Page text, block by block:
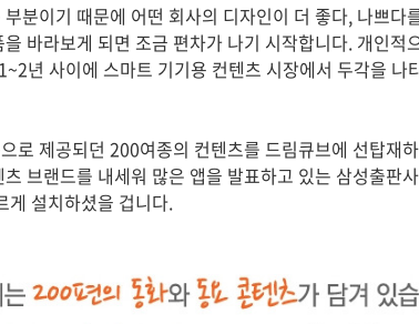
분이기 때문에 어떤 회사의 디자인이 더 좋다, 나쁘다
바라보게 되면 조금 편차가 나기 시작합니다. 개인적
년 사이에 스마트 기기용 컨텐츠 시장에서 두각을 나
로 제공되던 200여종의 컨텐츠를 드림큐브에 선탑재
브랜드를 내세워 많은 앱을 발표하고 있는 삼성출판
게 설치하셨을 겁니다.